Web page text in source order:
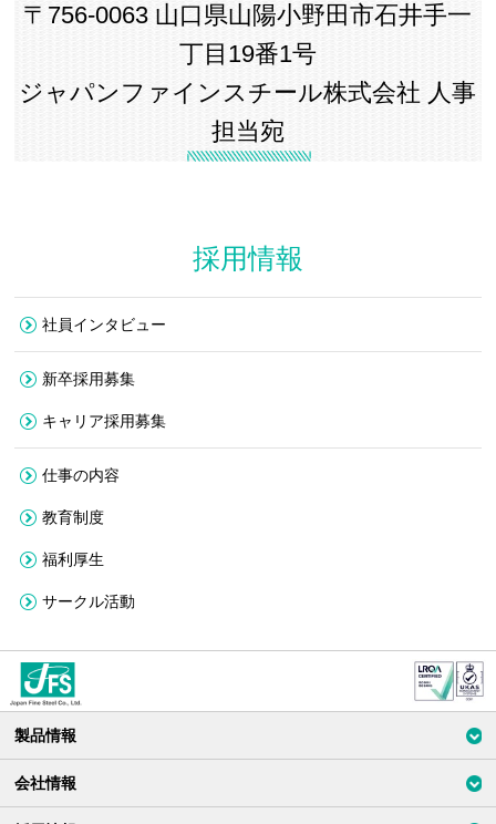
〒756-0063 山口県山陽小野田市石井手一
丁目19番1号
ジャパンファインスチール株式会社 人事
担当宛
採用情報
社員インタビュー
新卒採用募集
キャリア採用募集
仕事の内容
教育制度
福利厚生
サークル活動
ファイン
株式会社
製品情報
会社情報